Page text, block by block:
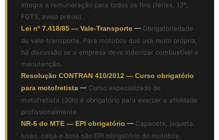
integra a remuneração para todos os fins (férias, 13º,
FGTS, aviso prévio).
Lei nº 7.418/85 — Vale-Transporte — Obrigatoriedade
do vale-transporte. Para motoboy que usa moto própria,
há discussão se a empresa deve indenizar combustível e
manutenção.
Resolução CONTRAN 410/2012 — Curso obrigatório
para motofretista — Curso especializado de
motofretista (30h) é obrigatório para exercer a atividade
profissionalmente.
NR-6 do MTE — EPI obrigatório — Capacete, jaqueta,
luvas, calça e bota são EPI obrigatório do motoboy,